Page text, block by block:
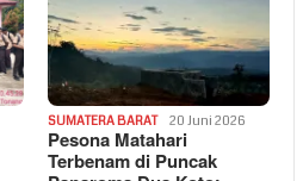
SUMATERA BARAT 20 Juni 2026
Pesona Matahari
Terbenam di Puncak